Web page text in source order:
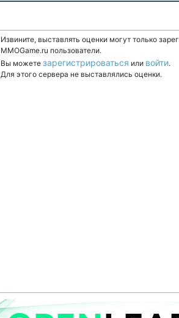
Извините, выставлять оценки могут только
MMOGame.ru пользователи.
Вы можете зарегистрироваться или войти.
Для этого сервера не выставлялись оценки.